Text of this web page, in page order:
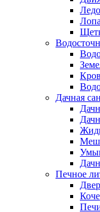
Дачная
Печное